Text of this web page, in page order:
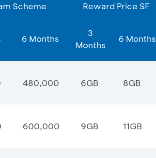
Scheme Reward Price SF
6 Months
3
Months
6 Months
480,000 6GB 8GB
600,000 9GB 11GB